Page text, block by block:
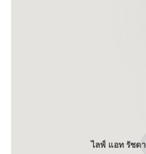
ไลฟ์ แอท รัชดา